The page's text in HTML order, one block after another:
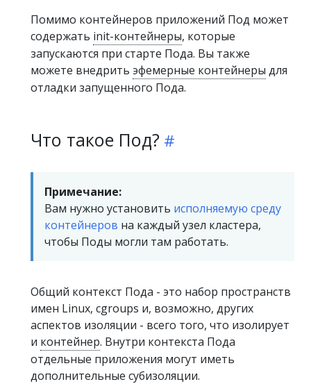
Помимо контейнеров приложений Под может
содержать init-контейнеры, которые
запускаются при старте Пода. Вы также
можете внедрить эфемерные контейнеры для
отладки запущенного Пода.
Что такое Под?
Примечание:
Вам нужно установить исполняемую среду
контейнеров на каждый узел кластера,
чтобы Поды могли там работать.
Общий контекст Пода - это набор пространств
имен Linux, cgroups и, возможно, других
аспектов изоляции - всего того, что изолирует
и контейнер. Внутри контекста Пода
отдельные приложения могут иметь
дополнительные субизоляции.